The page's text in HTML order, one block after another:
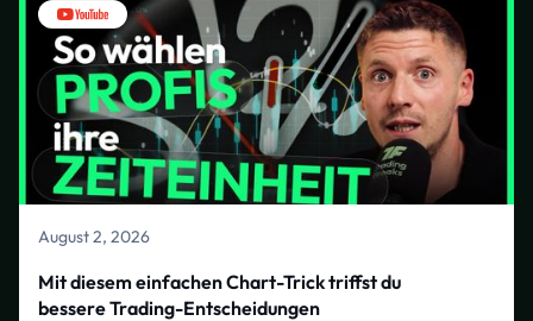
August 2, 2026
Mit diesem einfachen Chart-Trick triffst du
bessere Trading-Entscheidungen